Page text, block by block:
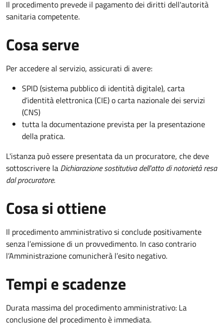
Il procedimento prevede il pagamento dei diritti dell'autorità
sanitaria competente.
Cosa serve
Per accedere al servizio, assicurati di avere:
SPID (sistema pubblico di identità digitale), carta
d’identità elettronica (CIE) o carta nazionale dei servizi
(CNS)
tutta la documentazione prevista per la presentazione
della pratica.
L'istanza può essere presentata da un procuratore, che deve
sottoscrivere la Dichiarazione sostitutiva dell'atto di notorietà resa
dal procuratore.
Cosa si ottiene
Il procedimento amministrativo si conclude positivamente
senza l’emissione di un provvedimento. In caso contrario
l’Amministrazione comunicherà l’esito negativo.
Tempi e scadenze
Durata massima del procedimento amministrativo: La
conclusione del procedimento è immediata.